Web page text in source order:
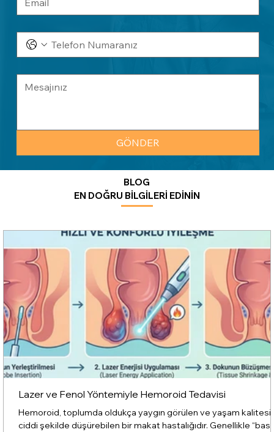
GÖNDER
BLOG
EN DOĞRU BİLGİLERİ EDİNİN
Lazer ve Fenol Yöntemiyle Hemoroid Tedavisi
Hemoroid, toplumda oldukça yaygın görülen ve yaşam
ciddi şekilde düşürebilen bir makat hastalığıdır. Genellikle